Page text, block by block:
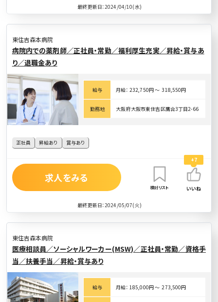
最終更新日：2024/04/10(水)
東住吉森本病院
病院内での薬剤師／正社員・常勤／福利厚生充実／昇給・賞与あ
り／退職金あり
正社員 昇給あり 賞与あり
給与 月給： 232,750円 〜 318,550円
勤務地 大阪府大阪市東住吉区鷹合3丁目2-66
最終更新日：2024/05/07(火)
求人をみる
検討リスト
+7
いいね
東住吉森本病院
医療相談員／ソーシャルワーカー(MSW)／正社員・常勤／資格手
当／扶養手当／昇給・賞与あり
給与 月給： 185,000円 〜 273,500円